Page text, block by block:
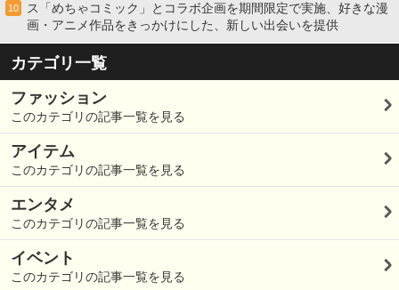
10
ス「めちゃコミック」とコラボ企画を期間限定で実施、好きな漫
画・アニメ作品をきっかけにした、新しい出会いを提供
カテゴリ一覧
ファッション
このカテゴリの記事一覧を見る
アイテム
このカテゴリの記事一覧を見る
エンタメ
このカテゴリの記事一覧を見る
イベント
このカテゴリの記事一覧を見る